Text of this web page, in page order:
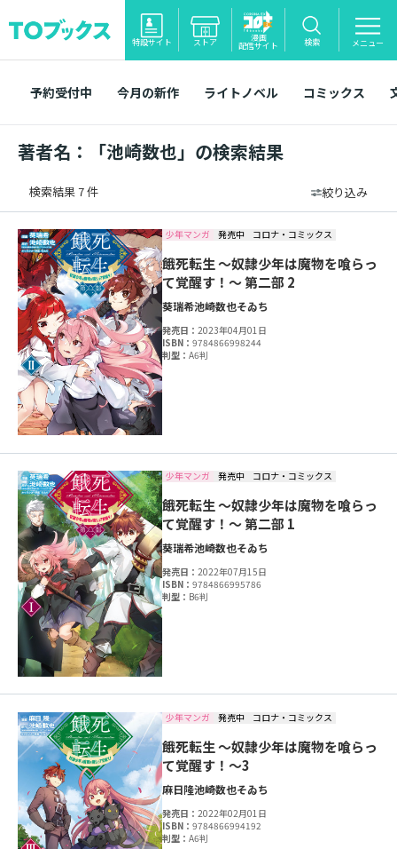
特設サイト ストア 漫画
配信サイト 検索 メニュー
予約受付中 今月の新作 ライトノベル コミックス
著者名：「池崎数也」の検索結果
検索結果 7 件 絞り込み
少年マンガ 発売中 コロナ・コミックス
餓死転生 ～奴隷少年は魔物を喰らっ
て覚醒す！～ 第二部 2
葵瑞希池崎数也そゐち
発売日：2023年04月01日
ISBN：9784866998244
判型：A6判
少年マンガ 発売中 コロナ・コミックス
餓死転生 ～奴隷少年は魔物を喰らっ
て覚醒す！～ 第二部 1
葵瑞希池崎数也そゐち
発売日：2022年07月15日
ISBN：9784866995786
判型： B6判
少年マンガ 発売中 コロナ・コミックス
餓死転生 ～奴隷少年は魔物を喰らっ
て覚醒す！～3
麻日隆池崎数也そゐち
発売日：2022年02月01日
ISBN：9784866994192
判型：A6判